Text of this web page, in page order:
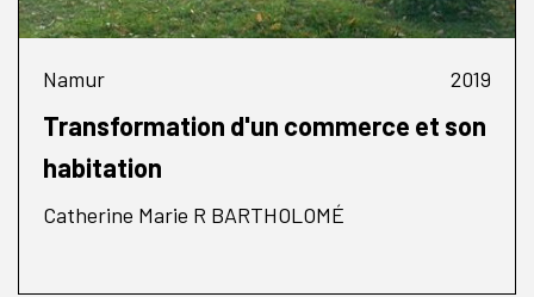
Namur 2019
Transformation d'un commerce et son
habitation
Catherine Marie R BARTHOLOMÉ